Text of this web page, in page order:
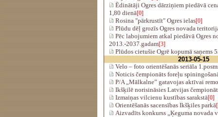
Ēdinātāji Ogres dārziņiem piedāvā
1,80 dienā[0]
Rosina "pārkrustīt" Ogres ielas[0]
Plūdu dēļ grozīs Ogres novada
Pēc labojumiem atkal piedāvā Ogres
2013.-2037.gadam[3]
Plūdos cietušie Ogrē kopumā saņems
2013-05-15
Velo – foto orientēšanās seriāla
Noticis čempionāts foreļu
P/A „Mālkalne” gatavojas aktīvai
Ikšķilē norisināsies Latvijas
Izmaiņas vilcienu kustības sarakstā[0]
Orientēšanās sacensības Ikšķiles parkā
Aizvadīts konkurss „Ķeguma novada